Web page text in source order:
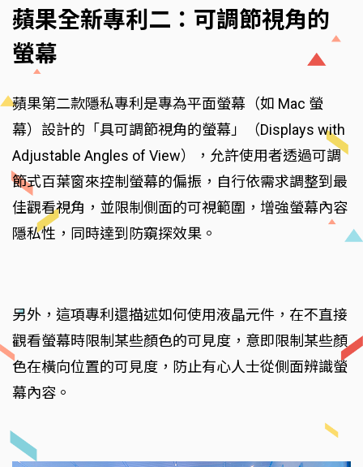
蘋果全新專利二：可調節視角的
螢幕
蘋果第二款隱私專利是專為平面螢幕（如 Mac 螢
幕）設計的「具可調節視角的螢幕」（Displays with
Adjustable Angles of View），允許使用者透過可調
節式百葉窗來控制螢幕的偏振，自行依需求調整到最
佳觀看視角，並限制側面的可視範圍，增強螢幕內容
隱私性，同時達到防窺探效果。
另外，這項專利還描述如何使用液晶元件，在不直接
觀看螢幕時限制某些顏色的可見度，意即限制某些顏
色在橫向位置的可見度，防止有心人士從側面辨識螢
幕內容。